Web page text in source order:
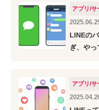
アプリ/サ
LINEの
ぎ、やっ
アプリ/サ